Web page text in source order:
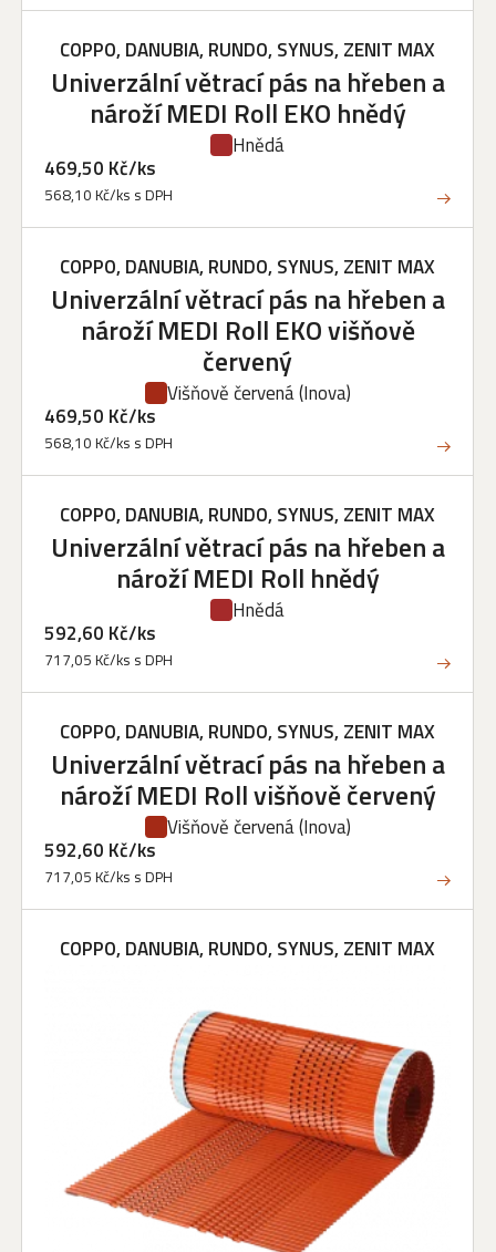
COPPO, DANUBIA, RUNDO, SYNUS, ZENIT MAX
Univerzální větrací pás na hřeben a
nároží MEDI Roll EKO hnědý
Hnědá
469,50 Kč/ks
568,10 Kč/ks s DPH
COPPO, DANUBIA, RUNDO, SYNUS, ZENIT MAX
Univerzální větrací pás na hřeben a
nároží MEDI Roll EKO višňově
červený
Višňově červená(Inova)
469,50 Kč/ks
568,10 Kč/ks s DPH
COPPO, DANUBIA, RUNDO, SYNUS, ZENIT MAX
Univerzální větrací pás na hřeben a
nároží MEDI Roll hnědý
Hnědá
592,60 Kč/ks
717,05 Kč/ks s DPH
COPPO, DANUBIA, RUNDO, SYNUS, ZENIT MAX
Univerzální větrací pás na hřeben a
nároží MEDI Roll višňově červený
Višňově červená(Inova)
592,60 Kč/ks
717,05 Kč/ks s DPH
COPPO, DANUBIA, RUNDO, SYNUS, ZENIT MAX